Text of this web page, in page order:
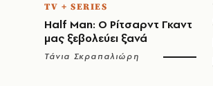
TV + SERIES
Half Man: Ο Ρίτσαρντ Γκαντ
μας ξεβολεύει ξανά
Τάνια Σκραπαλιώρη